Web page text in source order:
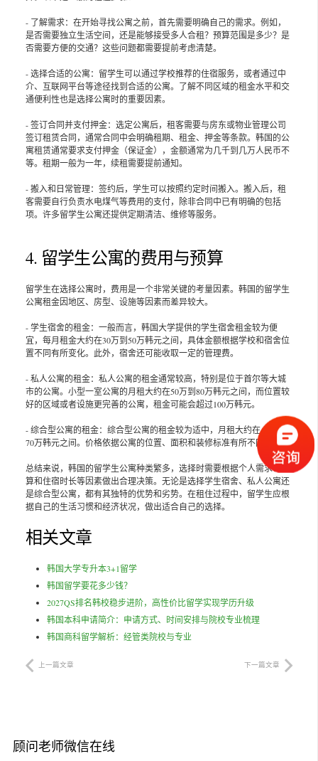
- 了解需求：在开始寻找公寓之前，首先需要明确自己的需求。例如，
是否需要独立生活空间，还是能够接受多人合租？预算范围是多少？是
否需要方便的交通？这些问题都需要提前考虑清楚。
- 选择合适的公寓：留学生可以通过学校推荐的住宿服务，或者通过中
介、互联网平台等途径找到合适的公寓。了解不同区域的租金水平和交
通便利性也是选择公寓时的重要因素。
- 签订合同并支付押金：选定公寓后，租客需要与房东或物业管理公司
签订租赁合同，通常合同中会明确租期、租金、押金等条款。韩国的公
寓租赁通常要求支付押金（保证金），金额通常为几千到几万人民币不
等。租期一般为一年，续租需要提前通知。
- 搬入和日常管理：签约后，学生可以按照约定时间搬入。搬入后，租
客需要自行负责水电煤气等费用的支付，除非合同中已有明确的包括
项。许多留学生公寓还提供定期清洁、维修等服务。
4. 留学生公寓的费用与预算
留学生在选择公寓时，费用是一个非常关键的考量因素。韩国的留学生
公寓租金因地区、房型、设施等因素而差异较大。
- 学生宿舍的租金：一般而言，韩国大学提供的学生宿舍租金较为便
宜，每月租金大约在30万到50万韩元之间，具体金额根据学校和宿舍位
置不同有所变化。此外，宿舍还可能收取一定的管理费。
- 私人公寓的租金：私人公寓的租金通常较高，特别是位于首尔等大城
市的公寓。小型一室公寓的月租大约在50万到80万韩元之间，而位置较
好的区域或者设施更完善的公寓，租金可能会超过100万韩元。
- 综合型公寓的租金：综合型公寓的租金较为适中，月租大约在40万到
70万韩元之间。价格依据公寓的位置、面积和装修标准有所不同。
总结来说，韩国的留学生公寓种类繁多，选择时需要根据个人需求、预
算和住宿时长等因素做出合理决策。无论是选择学生宿舍、私人公寓还
是综合型公寓，都有其独特的优势和劣势。在租住过程中，留学生应根
据自己的生活习惯和经济状况，做出适合自己的选择。
相关文章
韩国大学专升本3+1留学
韩国留学要花多少钱？
2027QS排名韩校稳步进阶，高性价比留学实现学历升级
韩国本科申请简介：申请方式、时间安排与院校专业梳理
韩国商科留学解析：经管类院校与专业
上一篇文章 下一篇文章
顾问老师微信在线